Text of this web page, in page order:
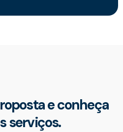
e conheça
serviços.